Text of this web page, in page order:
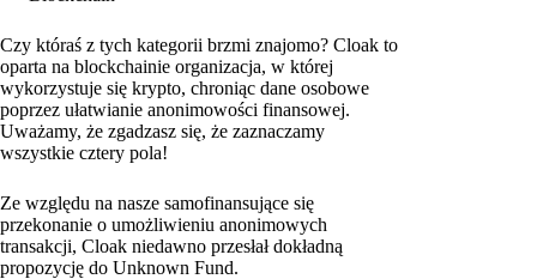
Czy któraś z tych kategorii brzmi znajomo? Cloak to
oparta na blockchainie organizacja, w której
wykorzystuje się krypto, chroniąc dane osobowe
poprzez ułatwianie anonimowości finansowej.
Uważamy, że zgadzasz się, że zaznaczamy
wszystkie cztery pola!
Ze względu na nasze samofinansujące się
przekonanie o umożliwieniu anonimowych
transakcji, Cloak niedawno przesłał dokładną
propozycję do Unknown Fund.